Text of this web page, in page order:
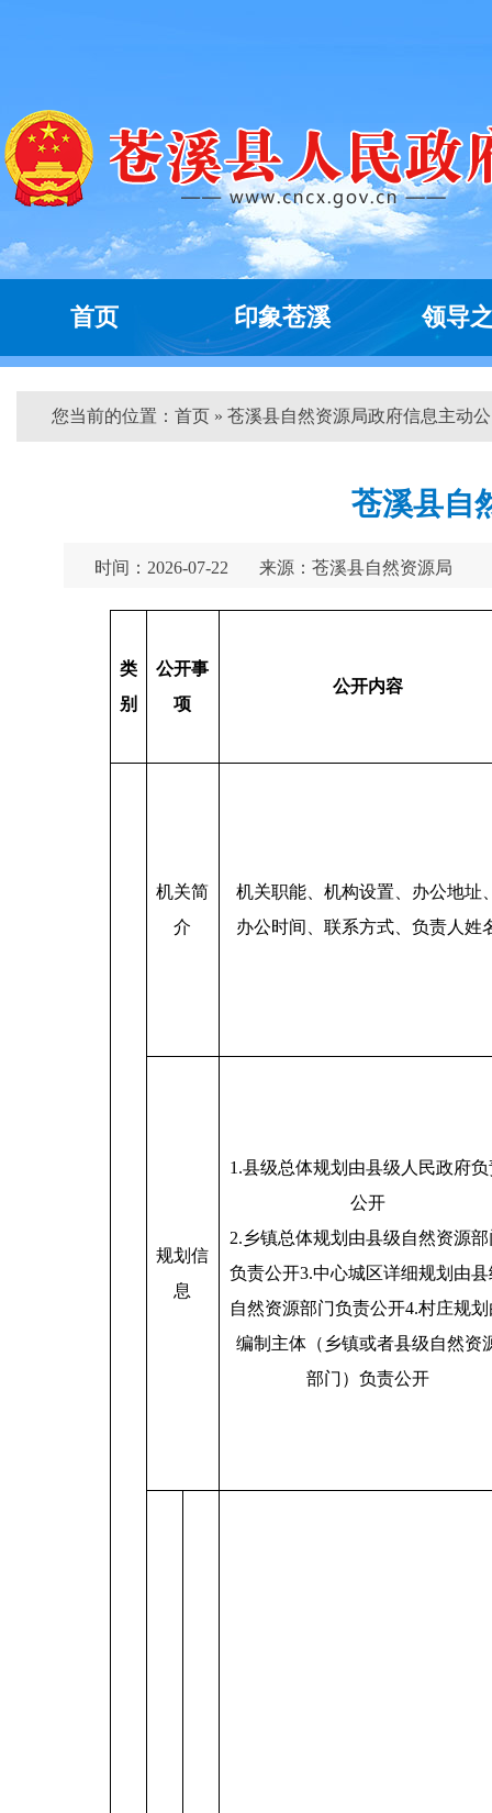
首页 印象苍溪 领导
您当前的位置： 首页 » 苍溪县自然资源局政府信息主动
苍溪县自
时间：2026-07-22 来源：苍溪县自然资源局
类
别
公开事
项
公开内容
机关简
介
机关职能、机构设置、办公地址
办公时间、联系方式、负责人姓
规划信
息
1.县级总体规划由县级人民政府负
公开
2.乡镇总体规划由县级自然资源部
负责公开3.中心城区详细规划由县
自然资源部门负责公开4.村庄规划
编制主体（乡镇或者县级自然资
部门）负责公开